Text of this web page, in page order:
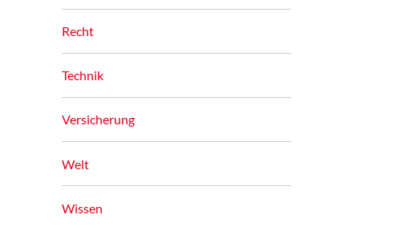
Recht
Technik
Versicherung
Welt
Wissen